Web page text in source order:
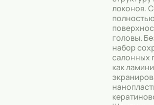
локонов.
головы.
набор
салонных
как